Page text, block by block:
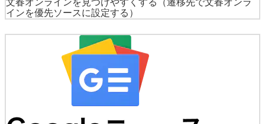
文春オンラインを見つけやすくする
（遷移先で文春オンラ
インを優先ソースに設定する）